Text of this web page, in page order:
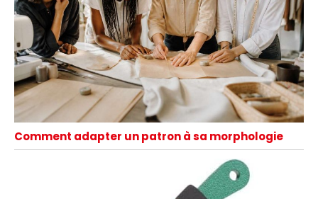
Comment adapter un patron à sa morphologie